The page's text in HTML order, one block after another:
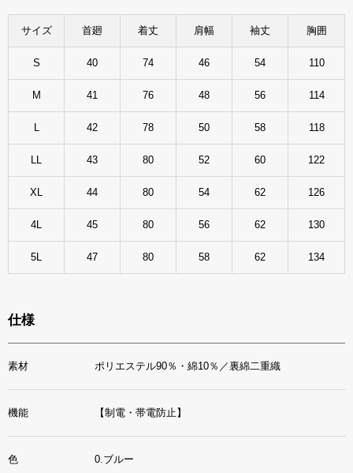
サイズ 首廻 着丈 肩幅 袖丈 胸囲
S 40 74 46 54 110
M 41 76 48 56 114
42 78 50 58 118
43 80 52 60 122
XL 44 80 54 62 126
4L 45 80 56 62 130
5L 47 80 58 62 134
仕様
素材 ポリエステル90％・綿10％／裏綿二重織
機能 【制電・帯電防止】
色 0.ブルー